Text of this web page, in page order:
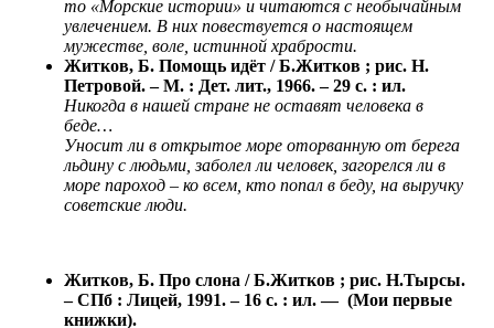
то «Морские истории» и читаются с необычайным
увлечением. В них повествуется о настоящем
мужестве, воле, истинной храбрости.
Житков, Б. Помощь идёт / Б.Житков ; рис. Н.
Петровой. – М. : Дет. лит., 1966. – 29 с. : ил.
Никогда в нашей стране не оставят человека в
беде…
Уносит ли в открытое море оторванную от берега
льдину с людьми, заболел ли человек, загорелся ли в
море пароход – ко всем, кто попал в беду, на выручку
советские люди.
Житков, Б. Про слона / Б.Житков ; рис. Н.Тырсы.
– СПб : Лицей, 1991. – 16 с. : ил. — (Мои первые
книжки).